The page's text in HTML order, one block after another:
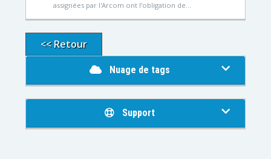
assignées par l'Arcom ont l’obligation de...
<< Retour
Nuage de tags
Support